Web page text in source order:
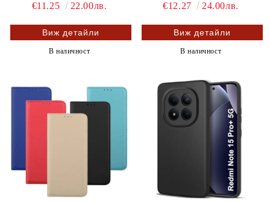
€11.25
22.00лв.
Виж детайли
В наличност
€12.27
24.00лв.
Виж детайли
В наличност